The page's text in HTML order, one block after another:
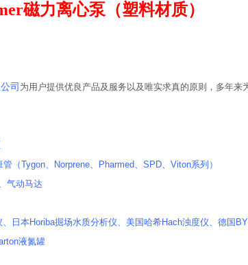
磁力离心泵 （塑料材质）
司 为用户提供优良产品及服务以及唯实求真的原则，多年
（Tygon、Norprene、Pharmed、SPD、Viton系列）
气动马达
日本Horiba掘场水质分析仪、美国哈希Hach浊度仪、德国
液氮罐